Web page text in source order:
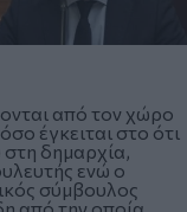
από τον χώρο
έγκειται στο ότι
στη δημαρχία,
ενώ ο
σύμβουλος